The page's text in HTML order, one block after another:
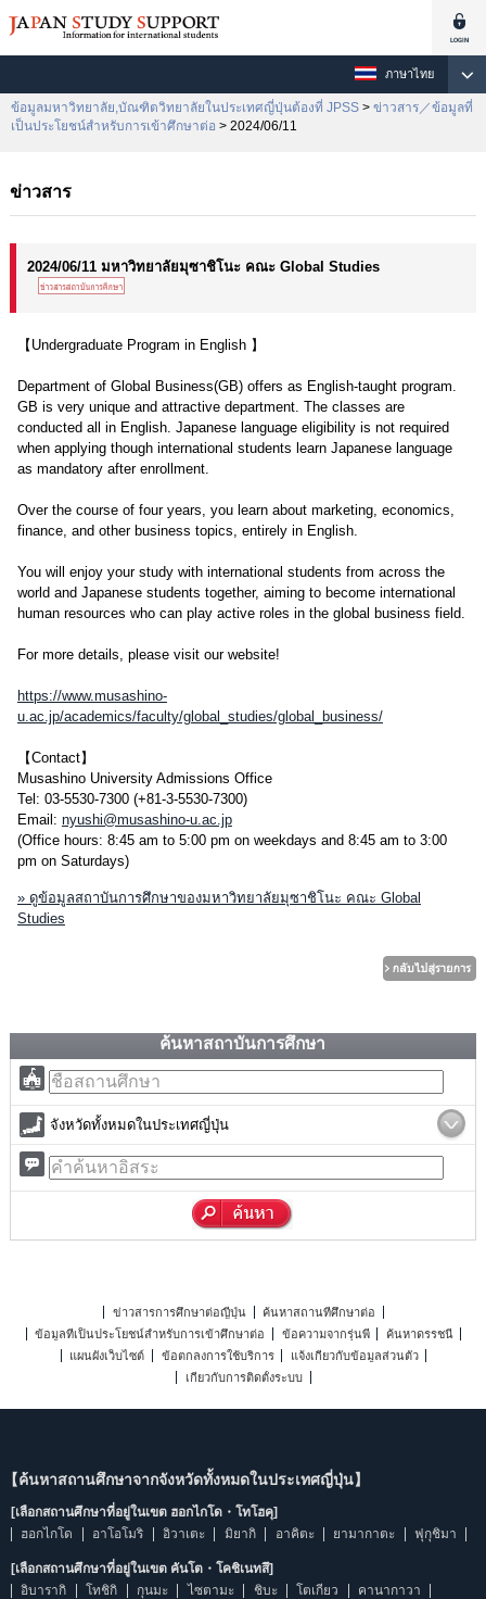
ภาษาไทย
ข้อมูลมหาวิทยาลัย,บัณฑิตวิทยาลัยในประเทศญี่ปุ่นต้องที่ JPSS > ข่าวสาร／ข้อมูลที่
เป็นประโยชน์สำหรับการเข้าศึกษาต่อ > 2024/06/11
ข่าวสาร
2024/06/11 มหาวิทยาลัยมุซาชิโนะ คณะ Global Studies
【Undergraduate Program in English 】
Department of Global Business(GB) offers as English-taught program.
GB is very unique and attractive department. The classes are
conducted all in English. Japanese language eligibility is not required
when applying though international students learn Japanese language
as mandatory after enrollment.
Over the course of four years, you learn about marketing, economics,
finance, and other business topics, entirely in English.
You will enjoy your study with international students from across the
world and Japanese students together, aiming to become international
human resources who can play active roles in the global business field.
For more details, please visit our website!
https://www.musashino-
u.ac.jp/academics/faculty/global_studies/global_business/
【Contact】
Musashino University Admissions Office
Tel: 03-5530-7300 (+81-3-5530-7300)
Email: nyushi@musashino-u.ac.jp
(Office hours: 8:45 am to 5:00 pm on weekdays and 8:45 am to 3:00
pm on Saturdays)
» ดูข้อมูลสถาบันการศึกษาของมหาวิทยาลัยมุซาชิโนะ คณะ Global
Studies
ค้นหาสถาบันการศึกษา
จังหวัดทั้งหมดในประเทศญี่ปุ่น
ข่าวสารการศึกษาต่อญี่ปุ่น
ค้นหาสถานที่ศึกษาต่อ
ข้อมูลที่เป็นประโยชน์สำหรับการเข้าศึกษาต่อ
ข้อความจากรุ่นพี่
ค้นหาดรรชนี
แผนผังเว็บไซต์
ข้อตกลงการใช้บริการ
แจ้งเกี่ยวกับข้อมูลส่วนตัว
เกี่ยวกับการติดตั้งระบบ
【ค้นหาสถานศึกษาจากจังหวัดทั้งหมดในประเทศญี่ปุ่น】
[เลือกสถานศึกษาที่อยู่ในเขต ฮอกไกโด・โทโฮคุ]
ฮอกไกโด
อาโอโมริ อิวาเตะ มิยากิ อาคิตะ ยามากาตะ ฟุกุชิมา
[เลือกสถานศึกษาที่อยู่ในเขต คันโต・โคชิเนทสึ]
อิบารากิ
โทชิกิ กุนมะ ไซตามะ ชิบะ โตเกียว
คานากาวา